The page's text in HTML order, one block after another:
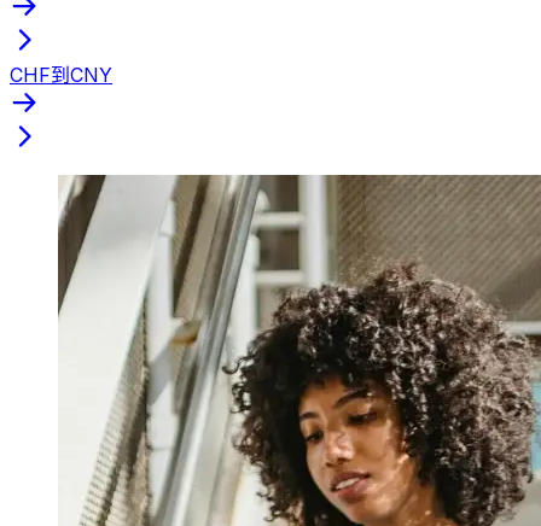
CHF到CNY